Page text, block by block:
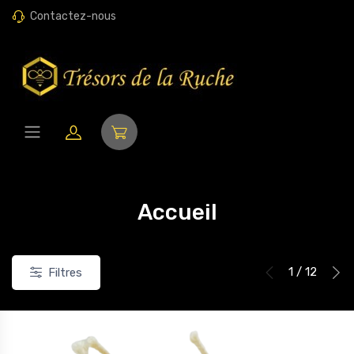
Contactez-nous
Accueil
Filtres 1 / 12